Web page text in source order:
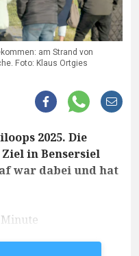
am Strand von
Foto: Klaus Ortgies
2025. Die
in Bensersiel
war dabei und hat